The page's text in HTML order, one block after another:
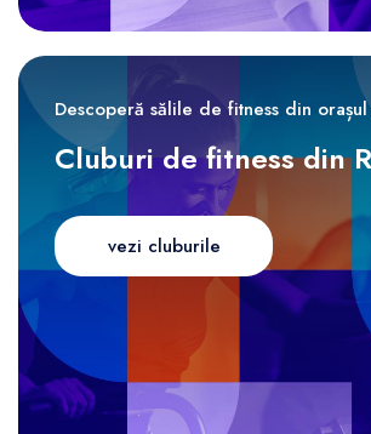
Descoperă sălile de fitness din orașul
Cluburi de fitness din
vezi cluburile